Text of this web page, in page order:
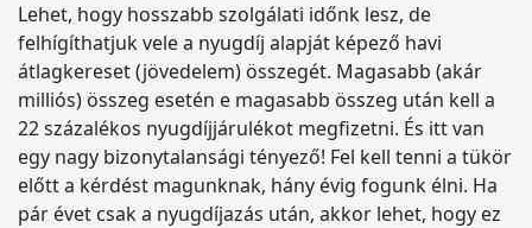
Lehet, hogy hosszabb szolgálati időnk lesz, de
felhígíthatjuk vele a nyugdíj alapját képező havi
átlagkereset (jövedelem) összegét. Magasabb (akár
milliós) összeg esetén e magasabb összeg után kell a
22 százalékos nyugdíjjárulékot megfizetni. És itt van
egy nagy bizonytalansági tényező! Fel kell tenni a tükör
előtt a kérdést magunknak, hány évig fogunk élni. Ha
pár évet csak a nyugdíjazás után, akkor lehet, hogy ez